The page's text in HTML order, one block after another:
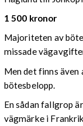
1 500 kronor
Majoriteten av
missade
Men det finns
bötesbelopp.
En sådan fallgrop
vägmärke i